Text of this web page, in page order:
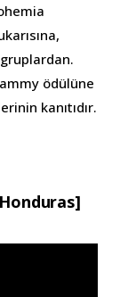
ödülüne
kanıtıdır.